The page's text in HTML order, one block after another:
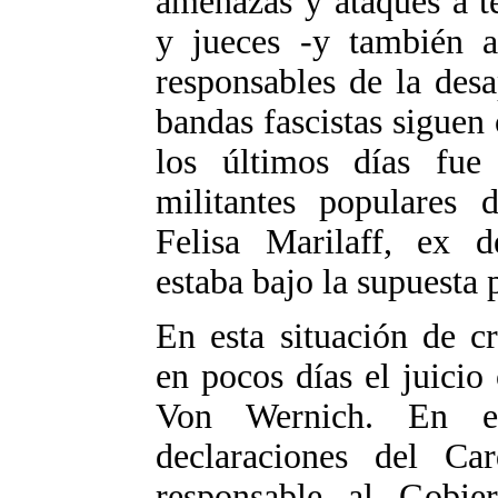
y jueces -y también
responsables de la
bandas fascistas
los últimos días fue
militantes populares
Felisa Marilaff, ex
estaba bajo la
En esta situación de
en pocos días el
Von Wernich. En
declaraciones del